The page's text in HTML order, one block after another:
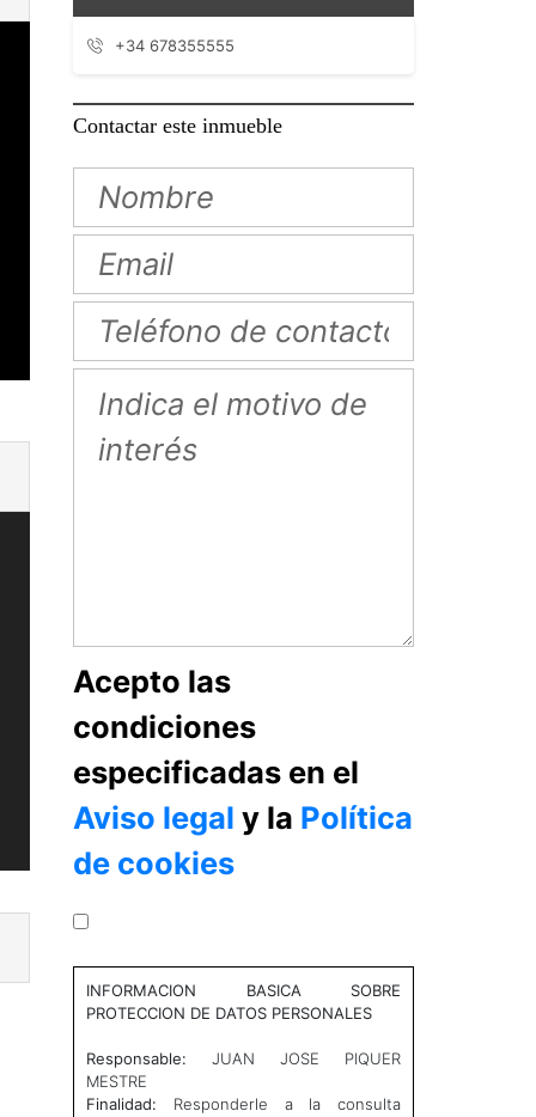
+34 678355555
Contactar este inmueble
Acepto las
condiciones
especificadas en el
Aviso legal y la Política
de cookies
INFORMACION BASICA SOBRE
PROTECCION DE DATOS PERSONALES
Responsable: JUAN JOSE PIQUER
MESTRE
Finalidad: Responderle a la consulta